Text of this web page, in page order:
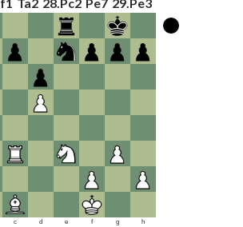
Ta2 28.Pc2 Pe7 29.Pe3
c d e f g h